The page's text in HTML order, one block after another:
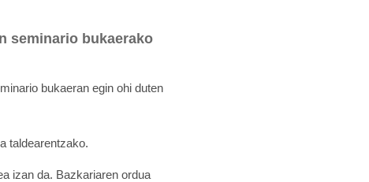
seminario bukaerako
bukaeran egin ohi duten
taldearentzako.
izan da. Bazkariaren ordua